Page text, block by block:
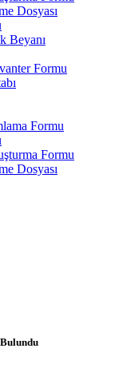
Dosyası
Beyanı
Formu
Formu
Formu
Dosyası